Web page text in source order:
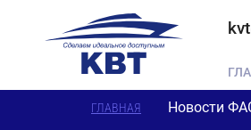
ГЛАВНАЯ Новости